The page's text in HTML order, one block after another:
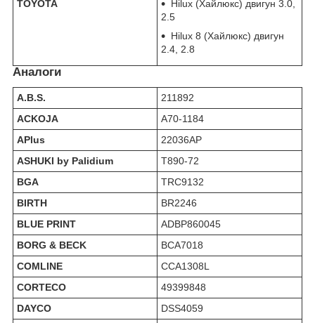
TOYOTA
Hilux (Хайлюкс) двигун 3.0,
2.5
Hilux 8 (Хайлюкс) двигун
2.4, 2.8
Аналоги
A.B.S.
211892
ACKOJA
A70-1184
APlus
22036AP
ASHUKI by Palidium
T890-72
BGA
TRC9132
BIRTH
BR2246
BLUE PRINT
ADBP860045
BORG & BECK
BCA7018
COMLINE
CCA1308L
CORTECO
49399848
DAYCO
DSS4059